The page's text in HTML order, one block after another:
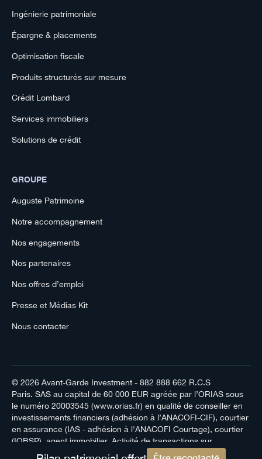
Ingénierie patrimoniale
Épargne & placements
Optimisation fiscale
Produits structurés sur mesure
Crédit Lombard
Services immobiliers
Solutions de crédit
GROUPE
Auguste Patrimoine
Notre accompagnement
Nos engagements
Nos partenaires
Nos offres d’emploi
Presse et Médias Kit
Nous contacter
© 2026 Avant-Garde Investment- 882 888 662 R.C.S
Paris. SAS au capital de 60 000 EUR agréée par l’ORIAS sous
le numéro 20003545 (www.orias.fr) en qualité de conseiller en
investissements financiers (adhésion à l’ANACOFI-CIF), courtier
en assurance (IAS - adhésion à l'ANACOFI Courtage), courtier
(IOBSP), agent immobilier. Activité de transactions sur
immeubles et fonds de commerce, carte T n°CPI 7501 2024